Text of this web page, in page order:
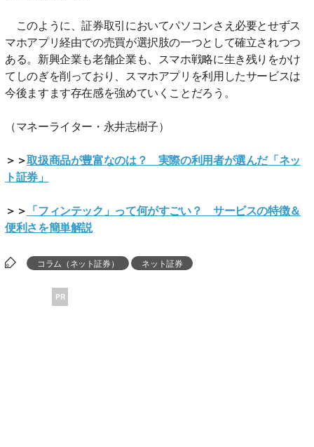
このように、証券取引においてパソコンさえ必要とせずス
マホアプリ経由での売買が選択肢の一つとして確立されつつ
ある。新興企業も老舗企業も、スマホ戦略に生き残りをかけ
てしのぎを削っており、スマホアプリを利用したサービスは
今後ますます存在感を強めていくことだろう。
（マネーライター・永井志樹子）
＞＞取扱商品が豊富なのは？ 実際の利用者が選んだ「ネッ
ト証券」
＞＞ 「フィンテック」って何がすごい？ サービスの特徴＆
便利さを簡単解説
コラム（ネット証券） ネット証券
PR